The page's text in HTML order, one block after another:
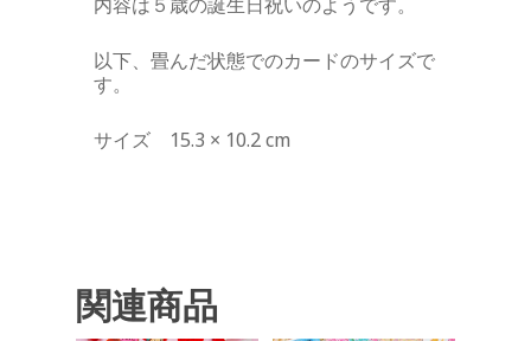
以下、畳んだ状態でのカードのサイズで
す。
サイズ 15.3 × 10.2 cm
関連商品